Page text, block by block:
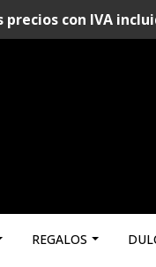
precios con IVA
REGALOS